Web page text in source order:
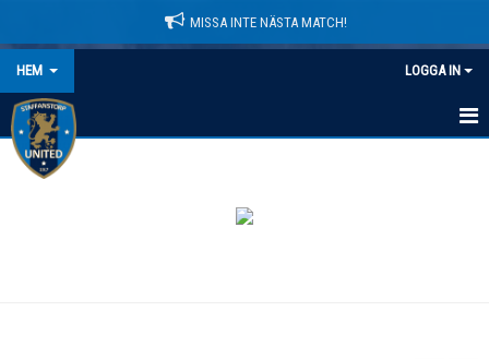
MISSA INTE NÄSTA MATCH!
HEM LOGGA IN
HEM